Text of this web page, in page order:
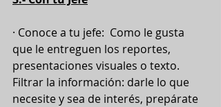
· Conoce a tu jefe:  Como le gusta
que le entreguen los reportes,
presentaciones visuales o texto.
Filtrar la información: darle lo que
necesite y sea de interés, prepárate